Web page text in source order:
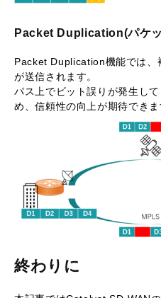
Packet Duplication(パケ
Packet Duplication機能では、
が送信されます。
パス上でビット誤りが発生し
め、信頼性の向上が期待できま
終わりに